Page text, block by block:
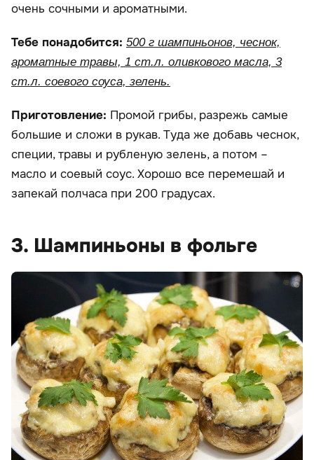
очень сочными и ароматными.
Тебе понадобится: 500 г шампиньонов, чеснок,
ароматные травы, 1 ст.л. оливкового масла, 3
ст.л. соевого соуса, зелень.
Приготовление: Промой грибы, разрежь самые
большие и сложи в рукав. Туда же добавь чеснок,
специи, травы и рубленую зелень, а потом –
масло и соевый соус. Хорошо все перемешай и
запекай полчаса при 200 градусах.
3. Шампиньоны в фольге